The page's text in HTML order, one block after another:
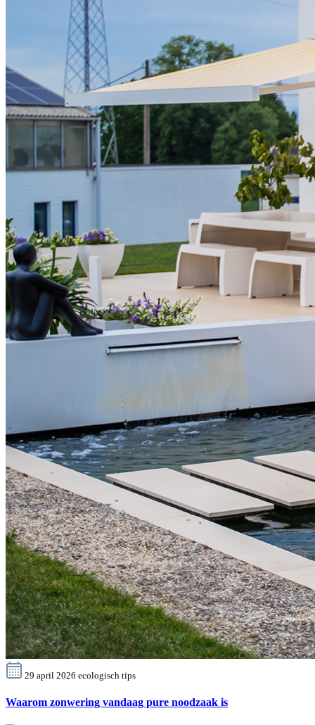
29 april 2026 ecologisch tips
Waarom zonwering vandaag pure noodzaak is